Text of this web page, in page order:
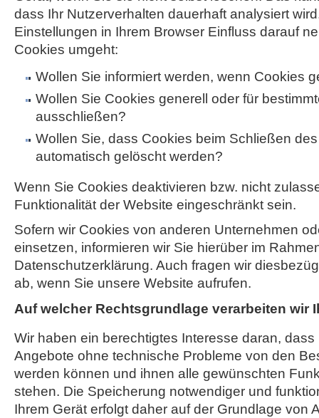
dass Ihr Nutzerverhalten dauerhaft analysiert
Einstellungen in Ihrem Browser Einfluss darauf
Cookies umgeht:
Wollen Sie informiert werden, wenn Cookies
Wollen Sie Cookies generell oder für
ausschließen?
Wollen Sie, dass Cookies beim Schließen
automatisch gelöscht werden?
Wenn Sie Cookies deaktivieren bzw. nicht
Funktionalität der Website eingeschränkt sein.
Sofern wir Cookies von anderen Unternehmen
einsetzen, informieren wir Sie hierüber im
Datenschutzerklärung. Auch fragen wir
ab, wenn Sie unsere Website aufrufen.
Auf welcher Rechtsgrundlage verarbeiten wir
Wir haben ein berechtigtes Interesse daran,
Angebote ohne technische Probleme von den
werden können und ihnen alle gewünschten
stehen. Die Speicherung notwendiger und
Ihrem Gerät erfolgt daher auf der Grundlage von